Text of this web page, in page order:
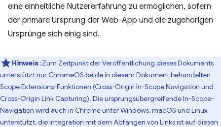
eine einheitliche Nutzererfahrung zu ermöglichen, sofern
der primäre Ursprung der Web-App und die zugehörigen
Ursprünge sich einig sind.
Hinweis :Zum Zeitpunkt der Veröffentlichung dieses Dokuments
unterstützt nur ChromeOS beide in diesem Dokument behandelten
Scope Extensions-Funktionen (Cross-Origin In-Scope Navigation und
Cross-Origin Link Capturing). Die ursprungsübergreifende In-Scope-
Navigation wird auch in Chrome unter Windows, macOS und Linux
unterstützt, die Integration mit dem Abfangen von Links ist auf diesen